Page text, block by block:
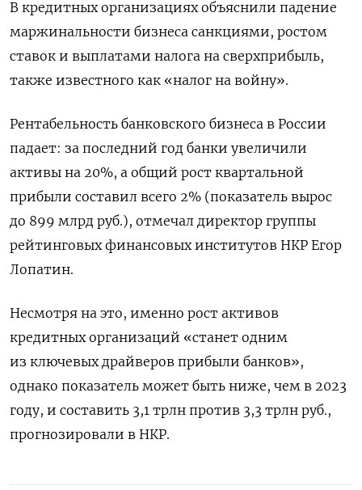
В кредитных организациях объяснили падение
маржинальности бизнеса санкциями, ростом
ставок и выплатами налога на сверхприбыль,
также известного как «налог на войну».
Рентабельность банковского бизнеса в России
падает: за последний год банки увеличили
активы на 20%, а общий рост квартальной
прибыли составил всего 2% (показатель вырос
до 899 млрд руб.), отмечал директор группы
рейтинговых финансовых институтов НКР Егор
Лопатин.
Несмотря на это, именно рост активов
кредитных организаций «станет одним
из ключевых драйверов прибыли банков»,
однако показатель может быть ниже, чем в 2023
году, и составить 3,1 трлн против 3,3 трлн руб.,
прогнозировали в НКР.